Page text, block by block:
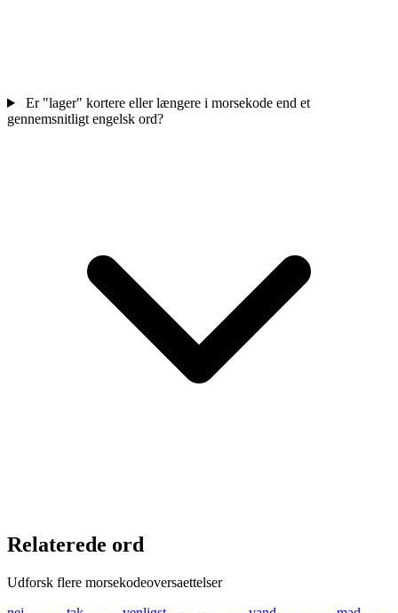
Er "lager" kortere eller længere i morsekode end et
gennemsnitligt engelsk ord?
Relaterede ord
Udforsk flere morsekodeoversaettelser